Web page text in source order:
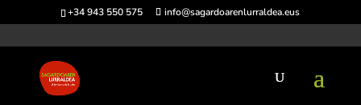
+34 943 550 575 info@sagardoarenlurraldea.eus